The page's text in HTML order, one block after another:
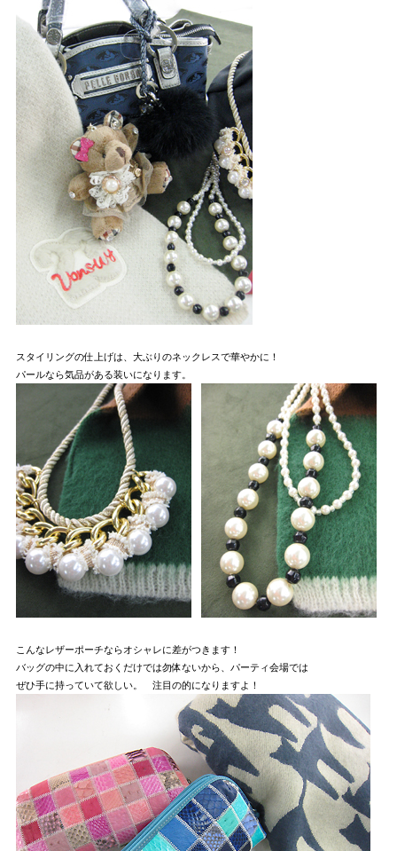
スタイリングの仕上げは、大ぶりのネックレスで華やかに！
パールなら気品がある装いになります。
こんなレザーポーチならオシャレに差がつきます！
バッグの中に入れておくだけでは勿体ないから、パーティ会場では
ぜひ手に持っていて欲しい。 注目の的になりますよ！